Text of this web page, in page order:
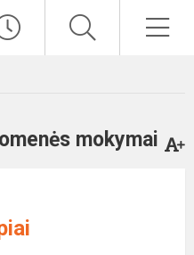
mokymai